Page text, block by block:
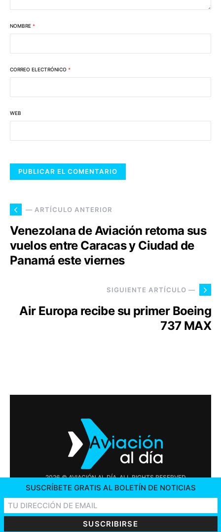
NOMBRE *
CORREO ELECTRÓNICO *
WEB
— ARTÍCULO ANTERIOR
Venezolana de Aviación retoma sus
vuelos entre Caracas y Ciudad de
Panamá este viernes
SIGUIENTE ARTÍCULO —
Air Europa recibe su primer Boeing
737 MAX
2026 © AVIACIÓN AL DÍA. ALL RIGHTS RESERVED
OFERTAS DE TRABAJO
SUSCRÍBETE GRATIS AL BOLETÍN DE NOTICIAS